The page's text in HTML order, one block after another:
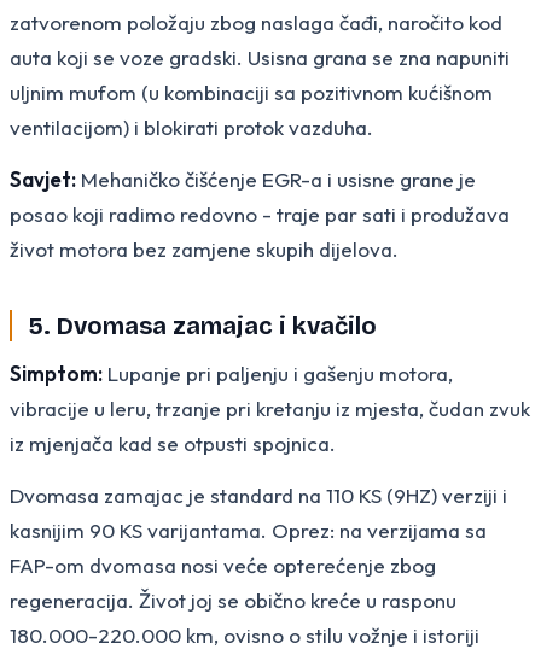
zatvorenom položaju zbog naslaga čađi, naročito kod
auta koji se voze gradski. Usisna grana se zna napuniti
uljnim mufom (u kombinaciji sa pozitivnom kućišnom
ventilacijom) i blokirati protok vazduha.
Savjet: Mehaničko čišćenje EGR-a i usisne grane je
posao koji radimo redovno - traje par sati i produžava
život motora bez zamjene skupih dijelova.
5. Dvomasa zamajac i kvačilo
Simptom: Lupanje pri paljenju i gašenju motora,
vibracije u leru, trzanje pri kretanju iz mjesta, čudan zvuk
iz mjenjača kad se otpusti spojnica.
Dvomasa zamajac je standard na 110 KS (9HZ) verziji i
kasnijim 90 KS varijantama. Oprez: na verzijama sa
FAP-om dvomasa nosi veće opterećenje zbog
regeneracija. Život joj se obično kreće u rasponu
180.000-220.000 km, ovisno o stilu vožnje i istoriji